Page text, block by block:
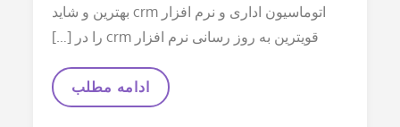
اتوماسیون اداری و نرم افزار crm بهترین و شاید
قویترین به روز رسانی نرم افزار crm را در […]
بهترین
ادامه مطلب